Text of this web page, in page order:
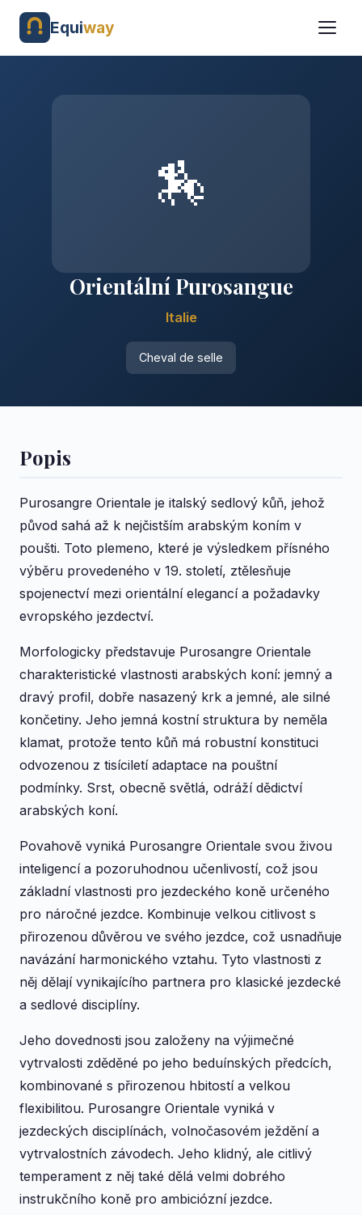
Equiway
🏇
Orientální Purosangue
Italie
Cheval de selle
Popis
Purosangre Orientale je italský sedlový kůň, jehož
původ sahá až k nejčistším arabským koním v
poušti. Toto plemeno, které je výsledkem přísného
výběru provedeného v 19. století, ztělesňuje
spojenectví mezi orientální elegancí a požadavky
evropského jezdectví.
Morfologicky představuje Purosangre Orientale
charakteristické vlastnosti arabských koní: jemný a
dravý profil, dobře nasazený krk a jemné, ale silné
končetiny. Jeho jemná kostní struktura by neměla
klamat, protože tento kůň má robustní konstituci
odvozenou z tisíciletí adaptace na pouštní
podmínky. Srst, obecně světlá, odráží dědictví
arabských koní.
Povahově vyniká Purosangre Orientale svou živou
inteligencí a pozoruhodnou učenlivostí, což jsou
základní vlastnosti pro jezdeckého koně určeného
pro náročné jezdce. Kombinuje velkou citlivost s
přirozenou důvěrou ve svého jezdce, což usnadňuje
navázání harmonického vztahu. Tyto vlastnosti z
něj dělají vynikajícího partnera pro klasické jezdecké
a sedlové disciplíny.
Jeho dovednosti jsou založeny na výjimečné
vytrvalosti zděděné po jeho beduínských předcích,
kombinované s přirozenou hbitostí a velkou
flexibilitou. Purosangre Orientale vyniká v
jezdeckých disciplínách, volnočasovém ježdění a
vytrvalostních závodech. Jeho klidný, ale citlivý
temperament z něj také dělá velmi dobrého
instrukčního koně pro ambiciózní jezdce.